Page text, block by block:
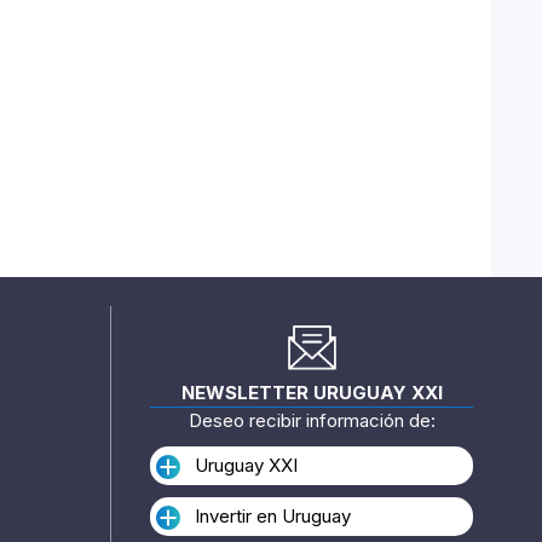
NEWSLETTER URUGUAY XXI
Deseo recibir información de:
Uruguay XXI
Invertir en Uruguay